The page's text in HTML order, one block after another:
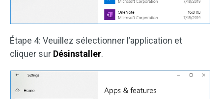
Étape 4: Veuillez sélectionner l’application et
cliquer sur Désinstaller.